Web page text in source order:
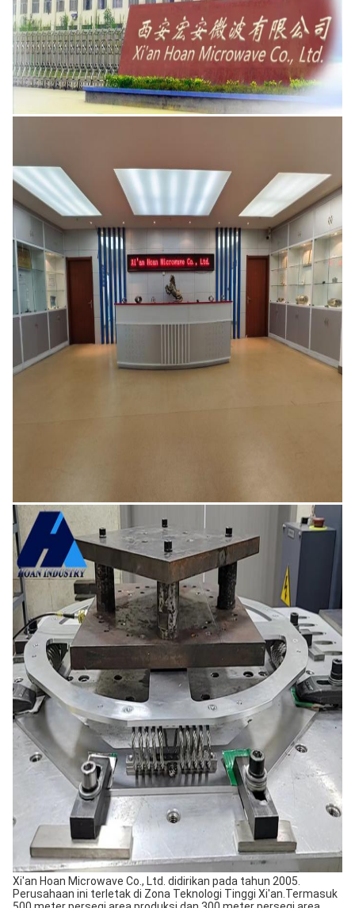
Xi'an Hoan Microwave Co., Ltd. didirikan pada tahun 2005.
Perusahaan ini terletak di Zona Teknologi Tinggi Xi'an.Termasuk